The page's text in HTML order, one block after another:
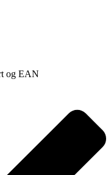
og EAN